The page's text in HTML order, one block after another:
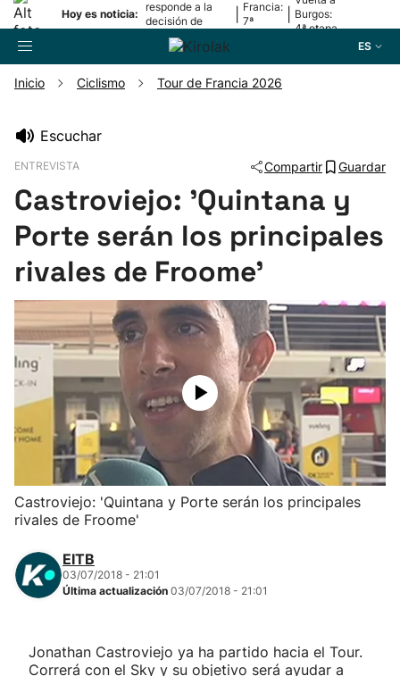
Hoy es noticia:
responde a la
decisión de
Oriamendi
Francia:
7ª
Burgos:
4ª etapa
ES
Pelota
Remo
Baloncesto
Ciclismo
Herri-kirolak
Balonmano
Kirolak 360
Atletismo
Más deportes
Inicio Ciclismo Tour de Francia 2026
Escuchar
ENTREVISTA Compartir Guardar
Castroviejo: 'Quintana y
Porte serán los principales
rivales de Froome'
Castroviejo: 'Quintana y Porte serán los principales
rivales de Froome'
EITB
03/07/2018 - 21:01
Última actualización 03/07/2018 - 21:01
Jonathan Castroviejo ya ha partido hacia el Tour.
Correrá con el Sky y su objetivo será ayudar a